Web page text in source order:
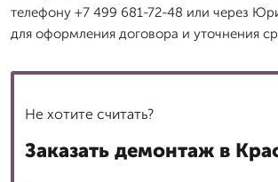
телефону +7 499 681-72-48 или через
для оформления договора и уточнения
Не хотите считать?
Заказать демонтаж в